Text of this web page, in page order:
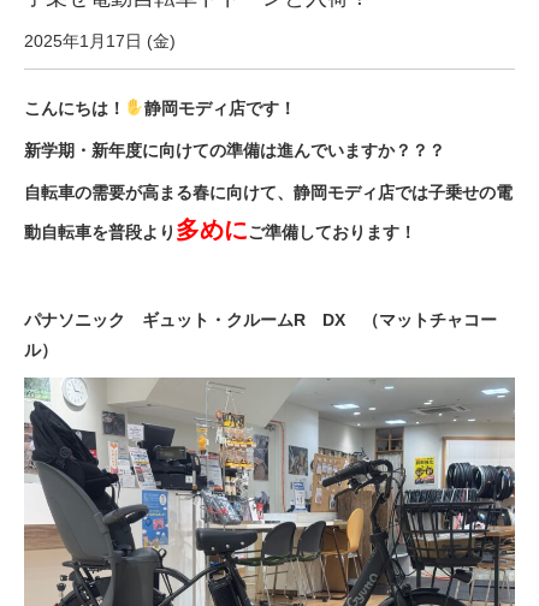
PB全車種カタログ
Norwayシリーズ
eVita
店舗ブログ
イベント
特集
2025年1月17日 (金)
こんにちは！ 静岡モディ店です！
新学期・新年度に向けての準備は進んでいますか？？？
自転車の需要が高まる春に向けて、静岡モディ店では子乗せの電
動自転車を普段より 多めにご準備しております！
パナソニック ギュット・クルームR DX （マットチャコー
ル）